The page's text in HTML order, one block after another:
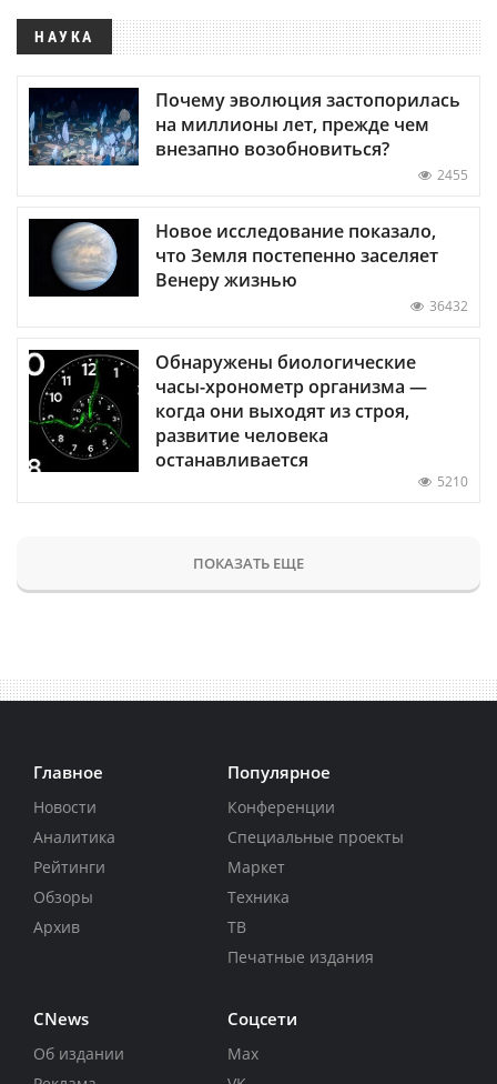
НАУКА
Почему эволюция застопорилась
на миллионы лет, прежде чем
внезапно возобновиться?
2455
Новое исследование показало,
что Земля постепенно заселяет
Венеру жизнью
36432
Обнаружены биологические
часы-хронометр организма —
когда они выходят из строя,
развитие человека
останавливается
5210
ПОКАЗАТЬ ЕЩЕ
Главное
Новости
Аналитика
Рейтинги
Обзоры
Архив
Популярное
Конференции
Специальные проекты
Маркет
Техника
ТВ
Печатные издания
CNews
Об издании
Соцсети
Max